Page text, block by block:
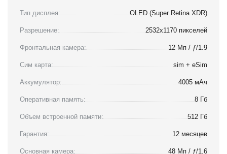
Тип дисплея: OLED (Super Retina XDR)
Разрешение: 2532x1170 пикселей
Фронтальная камера: 12 Мп / ƒ/1.9
Сим карта: sim + eSim
Аккумулятор: 4005 мАч
Оперативная память: 8 Гб
Объем встроенной памяти: 512 Гб
Гарантия: 12 месяцев
Основная камера: 48 Мп / ƒ/1.6